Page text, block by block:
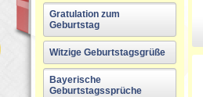
Gratulation zum
Geburtstag
Witzige Geburtstagsgrüße
Bayerische
Geburtstagssprüche